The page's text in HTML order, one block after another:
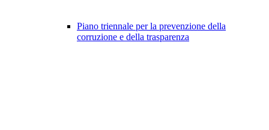
Piano triennale per la prevenzione della
corruzione e della trasparenza